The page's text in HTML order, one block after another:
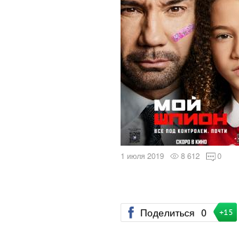
1 июля 2019 8 612 0
Поделиться 0 +15